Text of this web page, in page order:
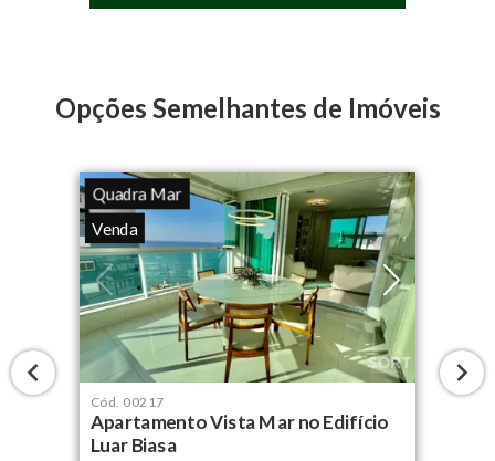
Opções Semelhantes de Imóveis
Quadra Mar
Venda
Cód. 00217
Apartamento Vista Mar no Edifício
Luar Biasa